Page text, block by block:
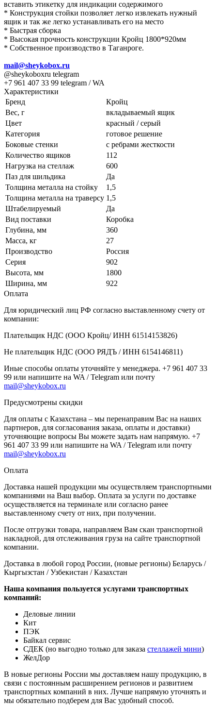
вставить этикетку для индикации содержимого
* Конструкция стойки позволяет легко извлекать нужный
ящик и так же легко устанавливать его на место
* Быстрая сборка
* Высокая прочность конструкции Кройц 1800*920мм
* Собственное производство в Таганроге.
mail@sheykobox.ru
@sheykoboxru telegram
+7 961 407 33 99 telegram / WA
Характеристики
Бренд
Кройц
Вес, г
вкладываемый ящик
Цвет
красный / серый
Категория
готовое решение
Боковые стенки
с ребрами жесткости
Количество ящиков
112
Нагрузка на стеллаж
600
Паз для шильдика
Да
Толщина металла на стойку
1,5
Толщина металла на траверсу 1,5
Штабелируемый
Да
Вид поставки
Коробка
Глубина, мм
360
Масса, кг
27
Производство
Россия
Серия
902
Высота, мм
1800
Ширина, мм
922
Оплата
Для юридический лиц РФ согласно выставленному счету от
компании:
Плательщик НДС (ООО Кройц/ ИНН 61514153826)
Не плательщик НДС (ООО РЯДЪ / ИНН 6154146811)
Иные способы оплаты уточняйте у менеджера. +7 961 407 33
99 или напишите на WA / Telegram или почту
mail@sheykobox.ru
Предусмотрены скидки
Для оплаты с Казахстана – мы перенаправим Вас на наших
партнеров, для согласования заказа, оплаты и доставки)
уточняющие вопросы Вы можете задать нам напрямую. +7
961 407 33 99 или напишите на WA / Telegram или почту
mail@sheykobox.ru
Оплата
Доставка нашей продукции мы осуществляем транспортными
компаниями на Ваш выбор. Оплата за услуги по доставке
осуществляется на терминале или согласно ранее
выставленному счету от них, при получении.
После отгрузки товара, направляем Вам скан транспортной
накладной, для отслеживания груза на сайте транспортной
компании.
Доставка в любой город России, (новые регионы) Беларусь /
Кыргызстан / Узбекистан / Казахстан
Наша компания пользуется услугами транспортных
компаний:
Деловые линии
Кит
ПЭК
Байкал сервис
СДЕК (но выгодно только для заказа стеллажей мини)
ЖелДор
В новые регионы России мы доставляем нашу продукцию, в
связи с постоянным расширением регионов и развитием
транспортных компаний в них. Лучше напрямую уточнять и
мы обязательно подберем для Вас удобный способ.